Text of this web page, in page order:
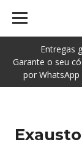
Entregas
Garante o seu
por